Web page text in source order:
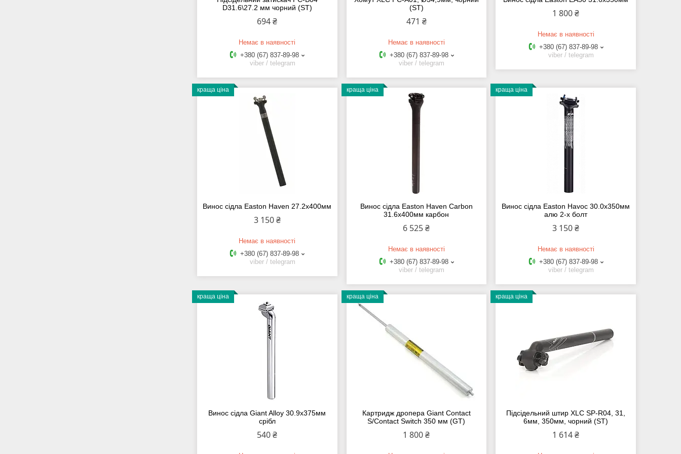
D31.6\27.2 мм чорний (ST)
694 ₴
Немає в наявності
+380 (67) 837-89-98
viber / telegram
(ST)
471 ₴
Немає в наявності
+380 (67) 837-89-98
viber / telegram
1 800 ₴
Немає в наявності
+380 (67) 837-89-98
viber / telegram
краща ціна
Винос сідла Easton Haven 27.2x400мм
3 150 ₴
Немає в наявності
+380 (67) 837-89-98
viber / telegram
краща ціна
Винос сідла Easton Haven Carbon
31.6x400мм карбон
6 525 ₴
Немає в наявності
+380 (67) 837-89-98
viber / telegram
краща ціна
Винос сідла Easton Havoc 30.0x350мм
алю 2-х болт
3 150 ₴
Немає в наявності
+380 (67) 837-89-98
viber / telegram
краща ціна
Винос сідла Giant Alloy 30.9x375мм
срібл
540 ₴
краща ціна
Картридж дропера Giant Contact
S/Contact Switch 350 мм (GT)
1 800 ₴
краща ціна
Підсідельний штир XLC SP-R04, 31,
6мм, 350мм, чорний (ST)
1 614 ₴